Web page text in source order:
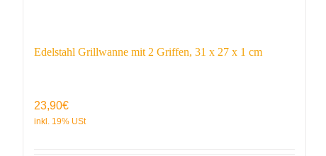
Edelstahl Grillwanne mit 2 Griffen, 31 x 27 x 1 cm
23,90€